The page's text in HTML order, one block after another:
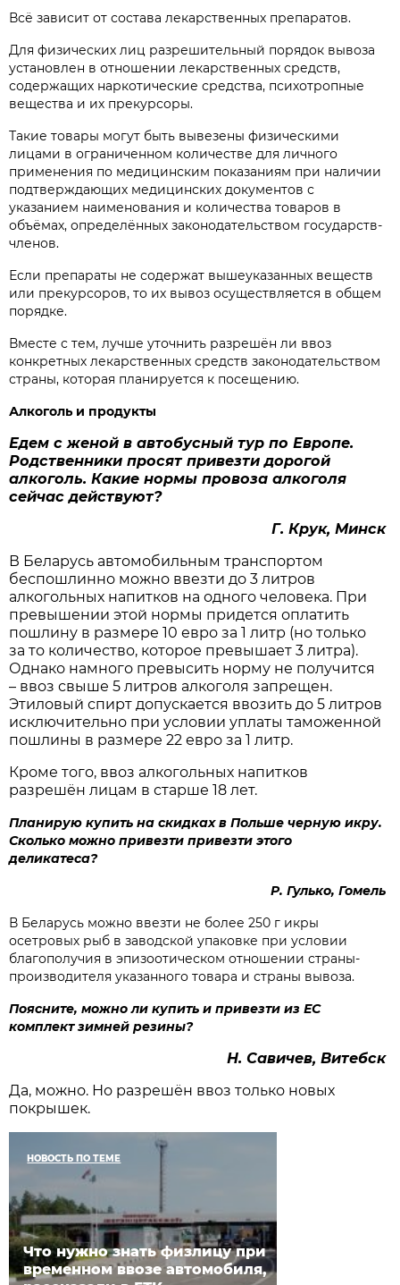
Всё зависит от состава лекарственных препаратов.
Для физических лиц разрешительный порядок вывоза
установлен в отношении лекарственных средств,
содержащих наркотические средства, психотропные
вещества и их прекурсоры.
Такие товары могут быть вывезены физическими
лицами в ограниченном количестве для личного
применения по медицинским показаниям при наличии
подтверждающих медицинских документов с
указанием наименования и количества товаров в
объёмах, определённых законодательством государств-
членов.
Если препараты не содержат вышеуказанных веществ
или прекурсоров, то их вывоз осуществляется в общем
порядке.
Вместе с тем, лучше уточнить разрешён ли ввоз
конкретных лекарственных средств законодательством
страны, которая планируется к посещению.
Алкоголь и продукты
Едем с женой в автобусный тур по Европе.
Родственники просят привезти дорогой
алкоголь. Какие нормы провоза алкоголя
сейчас действуют?
Г. Крук, Минск
В Беларусь автомобильным транспортом
беспошлинно можно ввезти до 3 литров
алкогольных напитков на одного человека. При
превышении этой нормы придется оплатить
пошлину в размере 10 евро за 1 литр (но только
за то количество, которое превышает 3 литра).
Однако намного превысить норму не получится
– ввоз свыше 5 литров алкоголя запрещен.
Этиловый спирт допускается ввозить до 5 литров
исключительно при условии уплаты таможенной
пошлины в размере 22 евро за 1 литр.
Кроме того, ввоз алкогольных напитков
разрешён лицам в старше 18 лет.
Планирую купить на скидках в Польше черную икру.
Сколько можно привезти привезти этого
деликатеса?
Р. Гулько, Гомель
В Беларусь можно ввезти не более 250 г икры
осетровых рыб в заводской упаковке при условии
благополучия в эпизоотическом отношении страны-
производителя указанного товара и страны вывоза.
Поясните, можно ли купить и привезти из ЕС
комплект зимней резины?
Н. Савичев, Витебск
Да, можно. Но разрешён ввоз только новых
покрышек.
НОВОСТЬ ПО ТЕМЕ
Что нужно знать физлицу при
временном ввозе автомобиля,